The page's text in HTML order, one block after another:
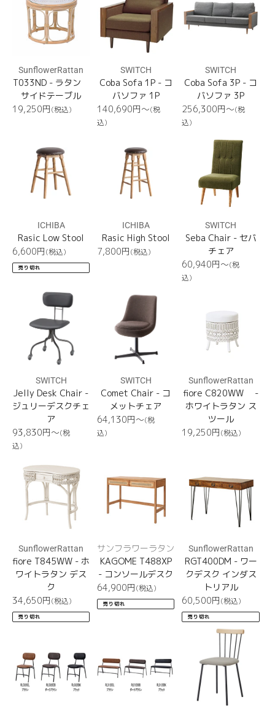
SunflowerRattan
T033ND - ラタン
サイドテーブル
通
19,250円(税込)
1P
SWITCH
Coba Sofa 1P - コ
バソファ 1P
通
常
140,690円〜(税
込)
3P
SWITCH
Coba Sofa 3P - コ
バソファ 3P
通
常
256,300円〜(税
込)
ICHIBA
Rasic Low Stool
通
常
価
6,600円(税込)
売り切れ
ICHIBA
Rasic High Stool
通
7,800円(税込)
SWITCH
Seba Chair - セバ
チェア
通
常
60,940円〜(税
込)
Chair
SWITCH
Jelly Desk Chair -
ジュリーデスクチェ
ア
通
常
93,830円〜(税
込)
SWITCH
Comet Chair - コ
メットチェア
通
常
64,130円〜(税
込)
SunflowerRattan
fiore C820WW -
ホワイトラタン ス
ツール
通
19,250円(税込)
T845WW
SunflowerRattan
fiore T845WW - ホ
ワイトラタン デス
ク
通
常
価
34,650円(税込)
売り切れ
T488XP
サンフラワーラタン
KAGOME T488XP
- コンソールデスク
通
常
価
64,900円(税込)
売り切れ
SunflowerRattan
RGT400DM - ワー
クデスク インダス
トリアル
通
常
価
60,500円(税込)
売り切れ